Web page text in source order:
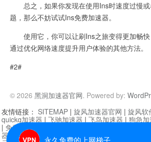
总之，如果你发现在使用Ins时速度过慢或
题，那么不妨试试Ins免费加速器。
使用它，你可以让刷Ins之旅变得更加畅快
通过优化网络速度提升用户体验的其他方法。
#2#
© 2026 黑洞加速器官网. Powered by:
永久免费的上网梯子
友情链接： SITEMAP | 旋风加速器官网 | 旋风软
quickq加速器 | 飞驰加速器 | 飞鸟加速器 | 狗急
| 免费vqn加速外网
器| 快柠檬加速器 |黑洞加速 |falemon 快橙加